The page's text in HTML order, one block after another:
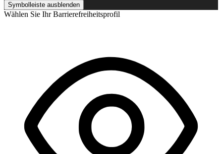
Symbolleiste ausblenden
Wählen Sie Ihr Barrierefreiheitsprofil